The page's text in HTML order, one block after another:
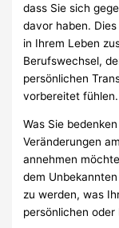
dass Sie sich
davor haben.
in Ihrem Leben
Berufswechsel,
persönlichen
vorbereitet fühlen.
Was Sie
Veränderungen
annehmen
dem
zu werden, was
persönlichen